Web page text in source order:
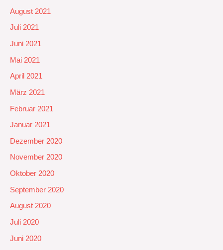
August 2021
Juli 2021
Juni 2021
Mai 2021
April 2021
März 2021
Februar 2021
Januar 2021
Dezember 2020
November 2020
Oktober 2020
September 2020
August 2020
Juli 2020
Juni 2020